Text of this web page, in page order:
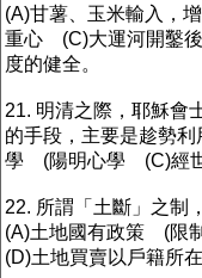
(A)甘薯、玉米輸入，
重心 (C)大運河開鑿
度的健全。
21. 明清之際，耶穌會
的手段，主要是趁勢
學 (陽明心學 (C)經
22. 所謂「土斷」之制
(A)土地國有政策 (限
(D)土地買賣以戶籍所在